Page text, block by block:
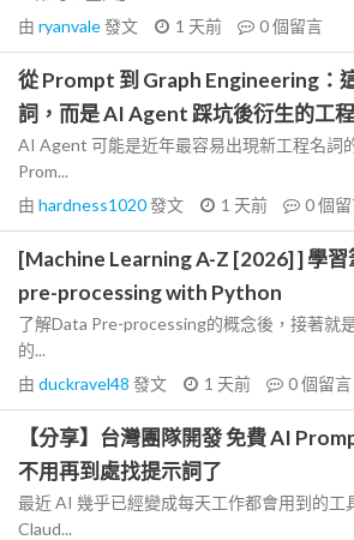
由 ryanvale發文 1 天前 0個留言
從 Prompt 到 Graph Engineering：
詞，而是 AI Agent 踩坑後衍生的工程
AI Agent 可能是近年最容易出現新工程名詞
Prom...
由 hardness1020發文 1 天前 0個
[Machine Learning A-Z [2026] ] 學
pre-processing with Python
了解Data Pre-processing的概念後，接著就
的...
由 duckravel48 發文 1 天前 0個留言
【分享】台灣團隊開發 免費 AI
不用再到處找提示詞了
最近 AI 幾乎已經變成每天工作都會用到的工
Claud...